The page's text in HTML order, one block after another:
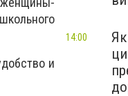
и
14:00